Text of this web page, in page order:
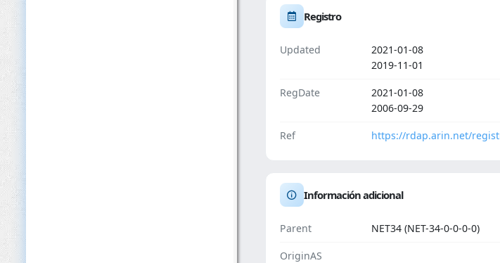
Registro
Updated
2021-01-08
2019-11-01
RegDate
2021-01-08
2006-09-29
Ref https://rdap.arin.net/
Información adicional
Parent NET34 (NET-34-0-0-0-0)
OriginAS